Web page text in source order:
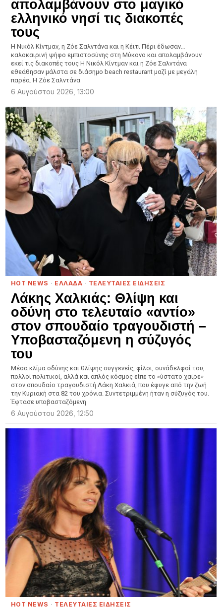
απολαμβάνουν στο μαγικό
ελληνικό νησί τις διακοπές
τους
Η Νικόλ Κίντμαν, η Ζόε Σαλντάνα και η Κέιτι Πέρι έδωσαν…
καλοκαιρινή ψήφο εμπιστοσύνης στη Μύκονο και απολαμβάνουν
εκεί τις διακοπές τους Η Νικόλ Κίντμαν και η Ζόε Σαλντάνα
εθεάθησαν μάλστα σε διάσημο beach restaurant μαζί με μεγάλη
παρέα. Η Ζόε Σαλντάνα
6 Αυγούστου 2026, 13:00
HOT NEWS · ΕΛΛΑΔΑ · ΤΕΛΕΥΤΑΙΕΣ ΕΙΔΗΣΕΙΣ
Λάκης Χαλκιάς: Θλίψη και
οδύνη στο τελευταίο «αντίο»
στον σπουδαίο τραγουδιστή –
Υποβασταζόμενη η σύζυγός
του
Μέσα κλίμα οδύνης και θλίψης συγγενείς, φίλοι, συνάδελφοί του,
πολλοί πολιτικοί, αλλά και απλός κόσμος είπε το «ύστατο χαίρε»
στον σπουδαίο τραγουδιστή Λάκη Χαλκιά, που έφυγε από την ζωή
την Κυριακή στα 82 του χρόνια. Συντετριμμένη ήταν η σύζυγός του.
Έφτασε υποβασταζόμενη
6 Αυγούστου 2026, 12:50
HOT NEWS · ΤΕΛΕΥΤΑΙΕΣ ΕΙΔΗΣΕΙΣ